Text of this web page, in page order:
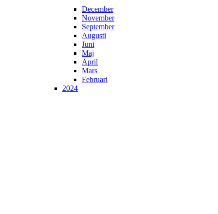
December
November
September
Augusti
Juni
Maj
April
Mars
Februari
2024